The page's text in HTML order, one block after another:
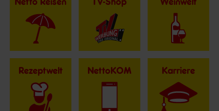
Rezeptwelt NettoKOM Karriere